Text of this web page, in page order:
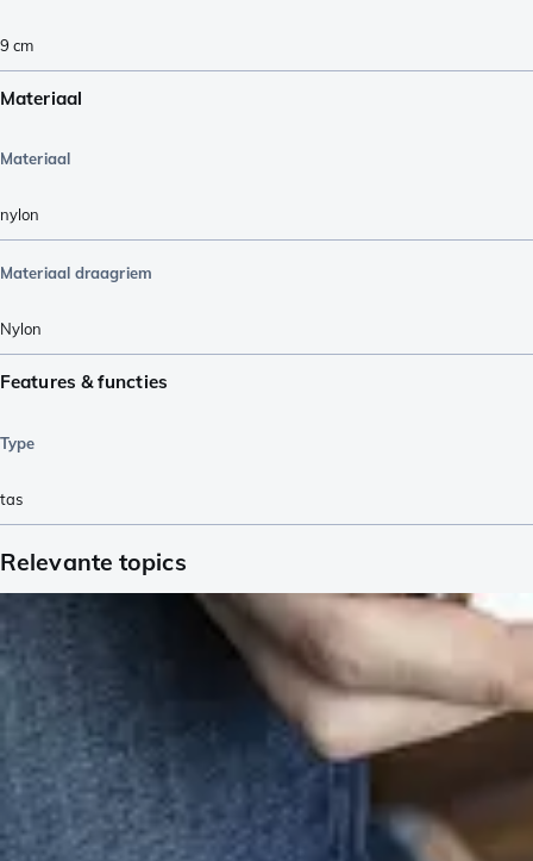
9 cm
Materiaal
Materiaal
nylon
Materiaal draagriem
Nylon
Features & functies
Type
tas
Relevante topics